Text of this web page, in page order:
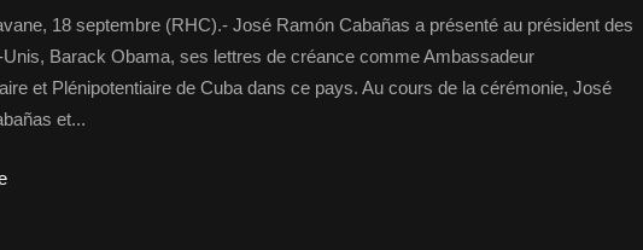
18 septembre (RHC).- José Ramón Cabañas a présenté au président des
Unis, Barack Obama, ses lettres de créance comme Ambassadeur
et Plénipotentiaire de Cuba dans ce pays. Au cours de la cérémonie, José
et...